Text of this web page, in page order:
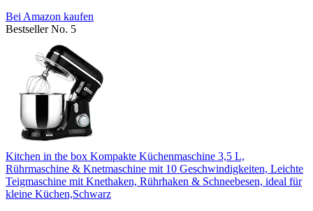
Bei Amazon kaufen
Bestseller No. 5
Kitchen in the box Kompakte Küchenmaschine 3,5 L,
Rührmaschine & Knetmaschine mit 10 Geschwindigkeiten, Leichte
Teigmaschine mit Knethaken, Rührhaken & Schneebesen, ideal für
kleine Küchen,Schwarz